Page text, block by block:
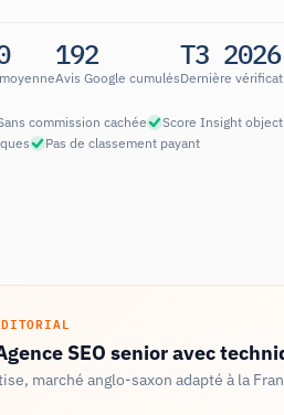
192
Avis Google cumulés
T3 2026
Dernière
commission cachée Score Insight
Pas de classement payant
SEO senior avec
marché anglo-saxon adapté à la